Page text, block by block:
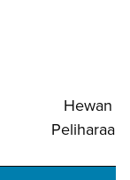
Hewan
Peliharaan